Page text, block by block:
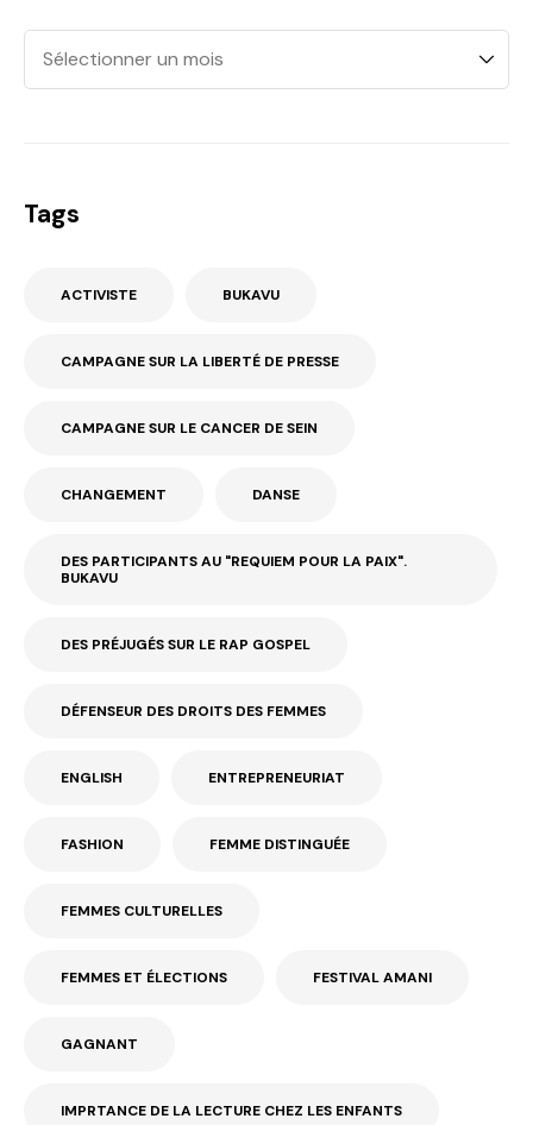
Tags
ACTIVISTE BUKAVU
CAMPAGNE SUR LA LIBERTÉ DE PRESSE
CAMPAGNE SUR LE CANCER DE SEIN
CHANGEMENT DANSE
DES PARTICIPANTS AU "REQUIEM POUR LA PAIX".
BUKAVU
DES PRÉJUGÉS SUR LE RAP GOSPEL
DÉFENSEUR DES DROITS DES FEMMES
ENGLISH ENTREPRENEURIAT
FASHION FEMME DISTINGUÉE
FEMMES CULTURELLES
FEMMES ET ÉLECTIONS FESTIVAL AMANI
GAGNANT
IMPRTANCE DE LA LECTURE CHEZ LES ENFANTS